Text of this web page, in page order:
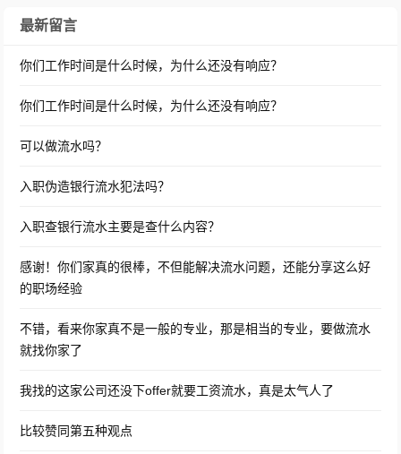
最新留言
你们工作时间是什么时候，为什么还没有响应？
你们工作时间是什么时候，为什么还没有响应？
可以做流水吗？
入职伪造银行流水犯法吗？
入职查银行流水主要是查什么内容？
感谢！你们家真的很棒，不但能解决流水问题，还能分享这么好
的职场经验
不错，看来你家真不是一般的专业，那是相当的专业，要做流水
就找你家了
我找的这家公司还没下offer就要工资流水，真是太气人了
比较赞同第五种观点